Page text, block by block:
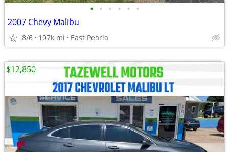
• • • • • •
2007 Chevy Malibu
8/6 107k mi East Peoria
$12,850